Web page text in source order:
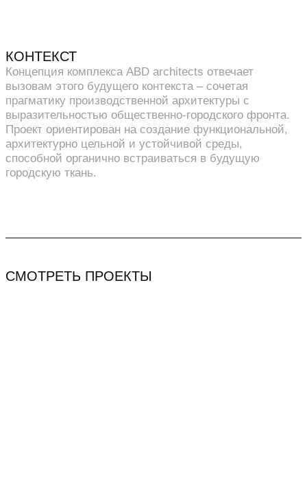
КОНТЕКСТ
Концепция комплекса ABD architects отвечает
вызовам этого будущего контекста – сочетая
прагматику производственной архитектуры с
выразительностью общественно-городского фронта.
Проект ориентирован на создание функциональной,
архитектурно цельной и устойчивой среды,
способной органично встраиваться в будущую
городскую ткань.
СМОТРЕТЬ ПРОЕКТЫ